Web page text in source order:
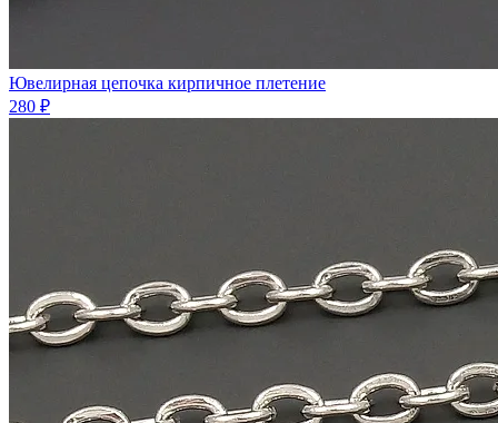
Ювелирная цепочка кирпичное плетение
280 ₽